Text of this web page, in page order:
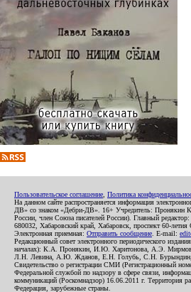
Пользовательское соглашение Политика
На данном сайте распространяется информация
ДВ» со знаком «Дебри-ДВ». 16+ Учредитель: Пронякин
России, член Союза писателей России). Главный
680032, Хабаровский край, Хабаровск, проспект 60-
Электронная приемная: Отправить сообщение . E-mail:
Редакционный совет электронного периодического
началах): К.А. Пронякин, И.Ю. Харитонова, А.Э.
Л.Н. Левина, А.Ю. Жданов, Е.Н. Голубь, С.Н.
Свидетельство о регистрации СМИ (Регистрационный
Федеральной службой по надзору в сфере связи,
коммуникаций (Роскомнадзор) 16.06.2011 г. Территория
Федерация, зарубежные страны.